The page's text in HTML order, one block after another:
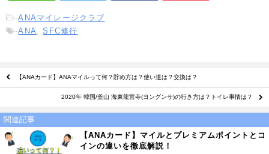
-ANAマイレージクラブ
-ANA ,SFC修行
【ANAカード】ANAマイルって何？貯め方は？使い道は？交換は？
2020年 韓国/釜山 海東龍宮寺(ヨングンサ)の行き方は？トイレ事情は？
関連記事
【ANAカード】マイルとプレミアムポイントとコ
インの違いを徹底解説！